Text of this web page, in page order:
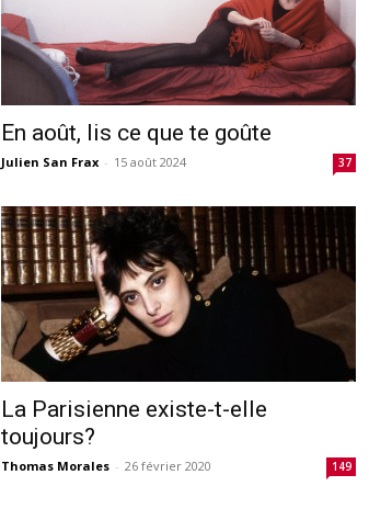
En août, lis ce que te goûte
Julien San Frax - 15 août 2024 37
La Parisienne existe-t-elle
toujours?
Thomas Morales - 26 février 2020 149